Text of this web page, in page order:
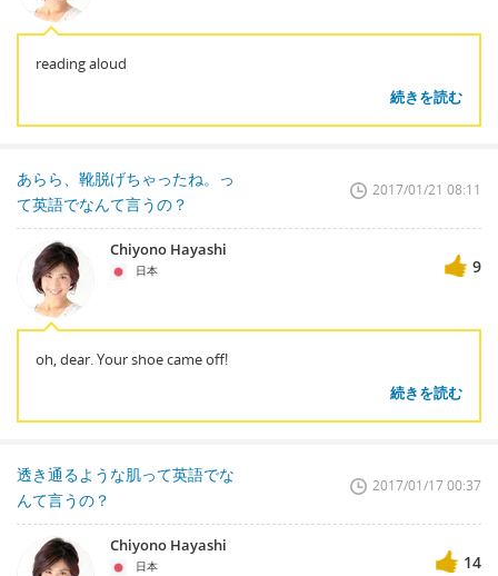
reading aloud
続きを読む
あらら、靴脱げちゃったね。っ
て英語でなんて言うの？
2017/01/21 08:11
Chiyono Hayashi
日本 9
oh, dear. Your shoe came off!
続きを読む
透き通るような肌って英語でな
んて言うの？
2017/01/17 00:37
Chiyono Hayashi
日本 14